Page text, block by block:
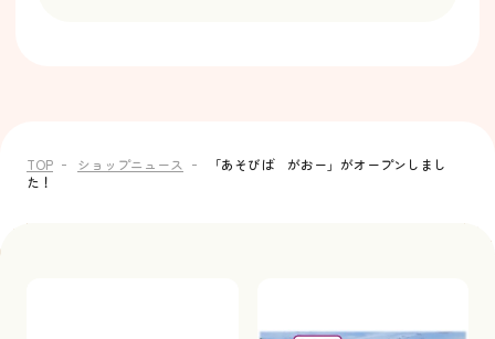
TOP ショップニュース
「あそびば がおー」がオープンしまし
た！